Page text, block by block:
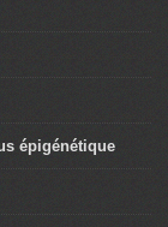
épigénétique